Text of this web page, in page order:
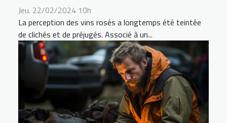
Jeu. 22/02/2024 10h
La perception des vins rosés a longtemps été teintée
de clichés et de préjugés. Associé à un...